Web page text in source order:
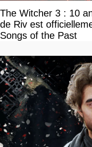
The Witcher 3 : 10
de Riv est
Songs of the Past